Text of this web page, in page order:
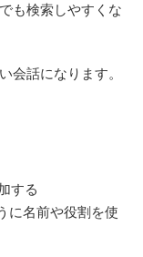
も検索しやすくな
会話になります。
する
に名前や役割を使